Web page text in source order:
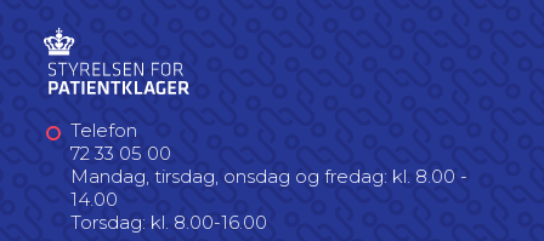
Telefon
72 33 05 00
Mandag, tirsdag, onsdag og fredag: kl. 8.00 -
14.00
Torsdag: kl. 8.00-16.00